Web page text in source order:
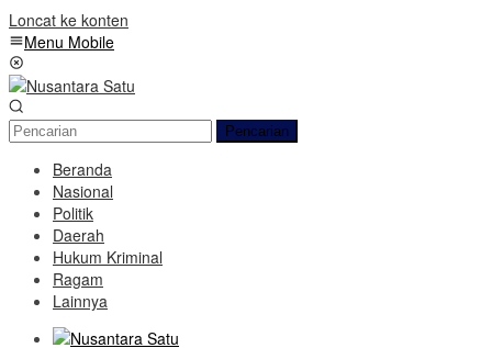
Loncat ke konten
Menu Mobile
Pencarian
Beranda
Nasional
Politik
Daerah
Hukum Kriminal
Ragam
Lainnya